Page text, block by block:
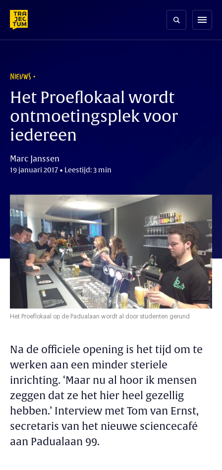
content
menu
NIEUWS
Het Proeflokaal wordt
ontmoetingsplek voor
iedereen
Marc Janssen
19 januari 2017 • Leestijd: 3 min
Het Proeflokaal op de Padualaan wordt al door studenten gerund
Na de officiele opening is het tijd om te
werken aan een minder steriele
inrichting. ‘Maar nu al hoor ik mensen
zeggen dat ze het hier heel gezellig
hebben.’ Interview met Tom van Ernst,
secretaris van het nieuwe sciencecafé
aan Padualaan 99.